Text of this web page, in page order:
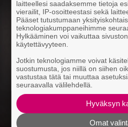
laitteellesi saadaksemme tietoja
vierailit, IP-osoitteestasi sekä
Pääset tutustumaan
teknologiakumppaneihimme
Hylkääminen voi vaikuttaa
käytettävyyteen.
Jotkin teknologiamme voivat
suostumusta, jos niillä on siihen
vastustaa tätä tai muuttaa
seuraavalla välilehdellä.
Hyväksyn
Omat